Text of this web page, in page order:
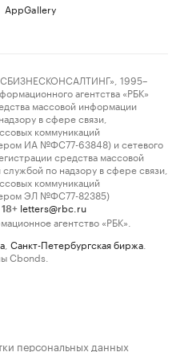
AppGallery
1995–
агентства «РБК»
массовой информации
в сфере связи,
коммуникаций
ИА №ФС77-63848) и сетевого
средства массовой
по надзору в сфере связи,
коммуникаций
ЭЛ №ФС77-82385)
18+ letters@rbc.ru
агентство «РБК».
Санкт-Петербургская биржа
Cbonds.
персональных данных